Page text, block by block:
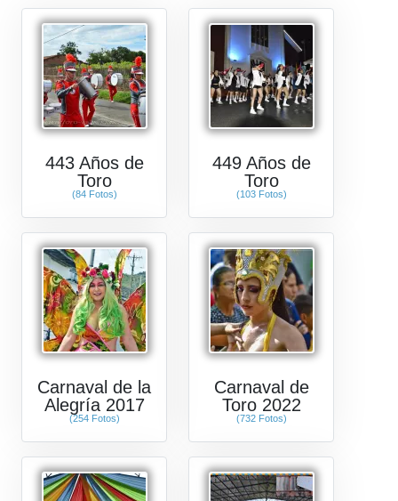
443 Años de
Toro
(84 Fotos)
449 Años de
Toro
(103 Fotos)
Carnaval de la
Alegría 2017
(254 Fotos)
Carnaval de
Toro 2022
(732 Fotos)